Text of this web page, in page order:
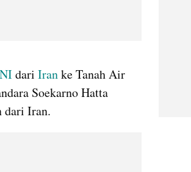
dari Iran ke Tanah Air
Soekarno Hatta
dari Iran.